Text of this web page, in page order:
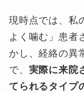
現時点では、私
よく噛む」患者
かし、経絡の異
で、 実際に来院
てられるタイプ